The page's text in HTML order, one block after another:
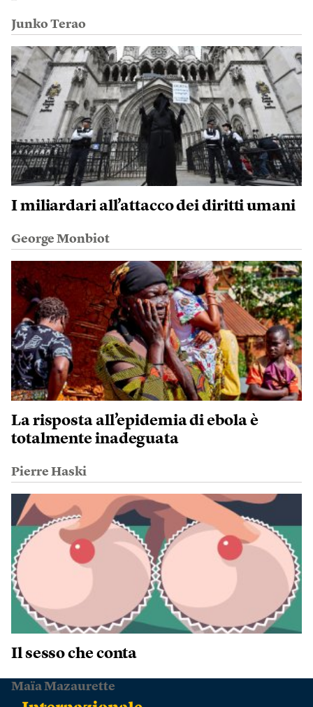
Junko Terao
I miliardari all’attacco dei diritti umani
George Monbiot
La risposta all’epidemia di ebola è
totalmente inadeguata
Pierre Haski
Il sesso che conta
Maïa Mazaurette